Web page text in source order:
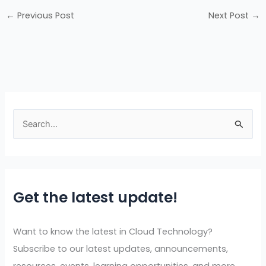
← Previous Post Next Post →
e
c
f
o
r
Get the latest update!
Want to know the latest in Cloud Technology?
Subscribe to our latest updates, announcements,